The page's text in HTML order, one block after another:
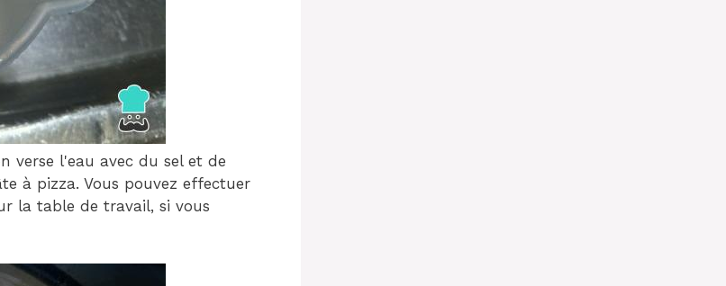
verse l'eau avec du sel et de
à pizza. Vous pouvez effectuer
la table de travail, si vous